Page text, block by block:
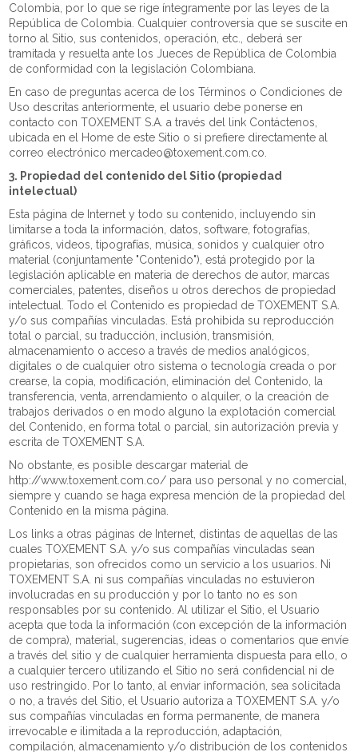
Colombia, por lo que se rige íntegramente por las leyes de la
República de Colombia. Cualquier controversia que se suscite en
torno al Sitio, sus contenidos, operación, etc., deberá ser
tramitada y resuelta ante los Jueces de República de Colombia
de conformidad con la legislación Colombiana.
En caso de preguntas acerca de los Términos o Condiciones de
Uso descritas anteriormente, el usuario debe ponerse en
contacto con TOXEMENT S.A. a través del link Contáctenos,
ubicada en el Home de este Sitio o si prefiere directamente al
correo electrónico mercadeo@toxement.com.co.
3. Propiedad del contenido del Sitio (propiedad
intelectual)
Esta página de Internet y todo su contenido, incluyendo sin
limitarse a toda la información, datos, software, fotografías,
gráficos, videos, tipografías, música, sonidos y cualquier otro
material (conjuntamente "Contenido"), está protegido por la
legislación aplicable en materia de derechos de autor, marcas
comerciales, patentes, diseños u otros derechos de propiedad
intelectual. Todo el Contenido es propiedad de TOXEMENT S.A.
y/o sus compañías vinculadas. Está prohibida su reproducción
total o parcial, su traducción, inclusión, transmisión,
almacenamiento o acceso a través de medios analógicos,
digitales o de cualquier otro sistema o tecnología creada o por
crearse, la copia, modificación, eliminación del Contenido, la
transferencia, venta, arrendamiento o alquiler, o la creación de
trabajos derivados o en modo alguno la explotación comercial
del Contenido, en forma total o parcial, sin autorización previa y
escrita de TOXEMENT S.A.
No obstante, es posible descargar material de
http://www.toxement.com.co/ para uso personal y no comercial,
siempre y cuando se haga expresa mención de la propiedad del
Contenido en la misma página.
Los links a otras páginas de Internet, distintas de aquellas de las
cuales TOXEMENT S.A. y/o sus compañías vinculadas sean
propietarias, son ofrecidos como un servicio a los usuarios. Ni
TOXEMENT S.A. ni sus compañías vinculadas no estuvieron
involucradas en su producción y por lo tanto no es son
responsables por su contenido. Al utilizar el Sitio, el Usuario
acepta que toda la información (con excepción de la información
de compra), material, sugerencias, ideas o comentarios que envíe
a través del sitio y de cualquier herramienta dispuesta para ello, o
a cualquier tercero utilizando el Sitio no será confidencial ni de
uso restringido. Por lo tanto, al enviar información, sea solicitada
o no, a través del Sitio, el Usuario autoriza a TOXEMENT S.A. y/o
sus compañías vinculadas en forma permanente, de manera
irrevocable e ilimitada a la reproducción, adaptación,
compilación, almacenamiento y/o distribución de los contenidos